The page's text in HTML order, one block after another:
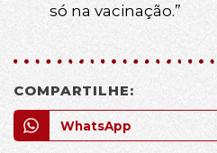
só na vacinação.”
COMPARTILHE:
WhatsApp